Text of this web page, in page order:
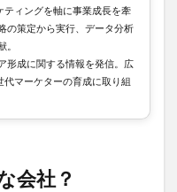
ティングを軸に事業成長を牽
の策定から実行、データ分析
。
形成に関する情報を発信。広
代マーケターの育成に取り組
会社？